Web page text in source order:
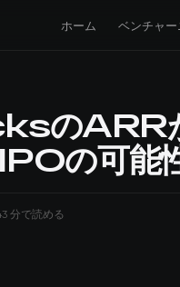
ホーム ベンチャー
のARR
の可能
3 分で読める